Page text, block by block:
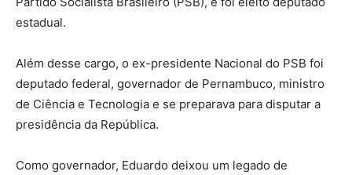
estadual.
Além desse cargo, o ex-presidente Nacional do PSB foi
deputado federal, governador de Pernambuco, ministro
de Ciência e Tecnologia e se preparava para disputar a
presidência da República.
Como governador, Eduardo deixou um legado de